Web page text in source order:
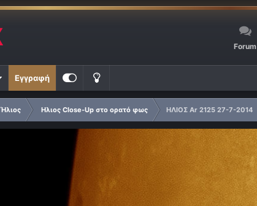
Forum
Εγγραφή
Ήλιος Ηλιος Close-Up στο ορατό φως
ΗΛΙΟΣ Ar 2125 27-7-2014